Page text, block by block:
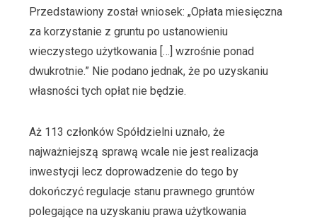
Przedstawiony został wniosek: „Opłata miesięczna
za korzystanie z gruntu po ustanowieniu
wieczystego użytkowania […] wzrośnie ponad
dwukrotnie.” Nie podano jednak, że po uzyskaniu
własności tych opłat nie będzie.
Aż 113 członków Spółdzielni uznało, że
najważniejszą sprawą wcale nie jest realizacja
inwestycji lecz doprowadzenie do tego by
dokończyć regulacje stanu prawnego gruntów
polegające na uzyskaniu prawa użytkowania